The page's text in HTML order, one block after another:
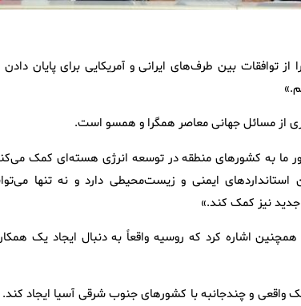
توافقات بین طرف‌های ایرانی و آمریکایی برای پایان دادن
از مسائل جهانی معاصر همگرا و همسو است.
ما به کشورهای منطقه در توسعه انرژی هسته‌ای کمک
ایمنی و زیست‌محیطی دارد و نه تنها
نیز کمک کند.»
اشاره کرد که روسیه واقعاً به دنبال ایجاد یک
واقعی و چندجانبه با کشورهای جنوب شرقی آسیا ایجاد کند.